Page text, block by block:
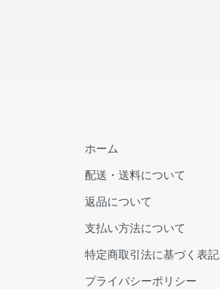
ホーム
配送・送料について
返品について
支払い方法について
特定商取引法に基づく表記
プライバシーポリシー